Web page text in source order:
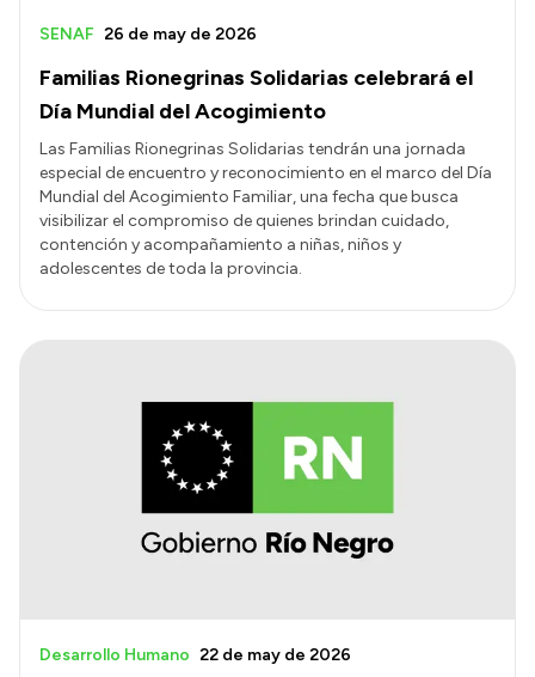
Familias Rionegrinas Solidarias celebrará el
Día Mundial del Acogimiento
SENAF 26 de may de 2026
Las Familias Rionegrinas Solidarias tendrán una jornada
especial de encuentro y reconocimiento en el marco del Día
Mundial del Acogimiento Familiar, una fecha que busca
visibilizar el compromiso de quienes brindan cuidado,
contención y acompañamiento a niñas, niños y
adolescentes de toda la provincia.
Desarrollo Humano 22 de may de 2026